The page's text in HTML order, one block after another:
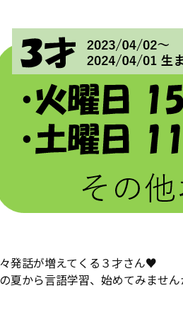
発話が増えてくる３才さん♥
夏から言語学習、始めてみませ